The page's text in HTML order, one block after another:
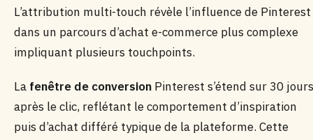
L’attribution multi-touch révèle l’influence de Pinterest
dans un parcours d’achat e-commerce plus complexe
impliquant plusieurs touchpoints.
La fenêtre de conversion Pinterest s’étend sur 30 jours
après le clic, reflétant le comportement d’inspiration
puis d’achat différé typique de la plateforme. Cette